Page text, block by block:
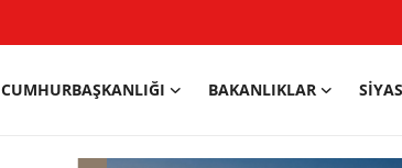
CUMHURBAŞKANLIĞI BAKANLIKLAR